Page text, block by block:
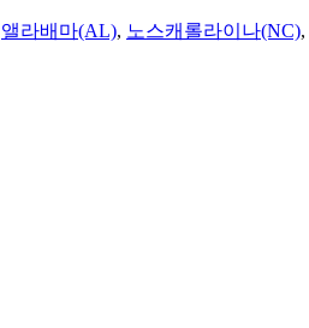
앨라배마(AL), 노스캐롤라이나(NC),